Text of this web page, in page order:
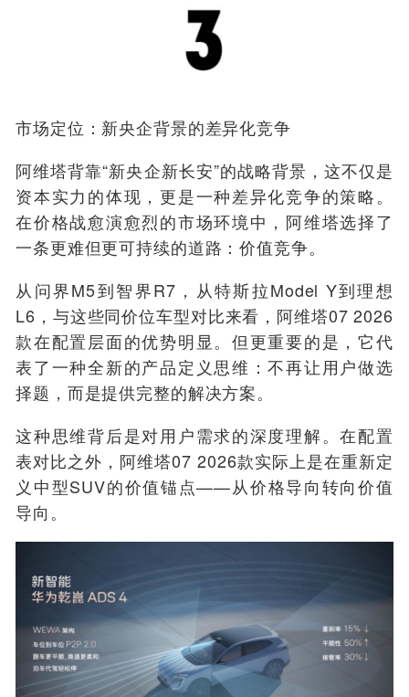
市场定位：新央企背景的差异化竞争
阿维塔背靠“新央企新长安”的战略背景，这不仅是
资本实力的体现，更是一种差异化竞争的策略。
在价格战愈演愈烈的市场环境中，阿维塔选择了
一条更难但更可持续的道路：价值竞争。
从问界M5到智界R7，从特斯拉Model Y到理想
L6，与这些同价位车型对比来看，阿维塔07 2026
款在配置层面的优势明显。但更重要的是，它代
表了一种全新的产品定义思维：不再让用户做选
择题，而是提供完整的解决方案。
这种思维背后是对用户需求的深度理解。在配置
表对比之外，阿维塔07 2026款实际上是在重新定
义中型SUV的价值锚点——从价格导向转向价值
导向。